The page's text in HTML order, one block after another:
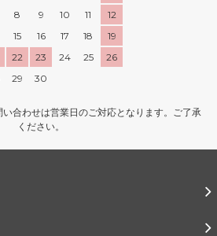
8 9 10 11
12
15 16 17 18
19
22 23 24 25
26
29 30
合わせは営業日のご対応となります。ご了承
ください。